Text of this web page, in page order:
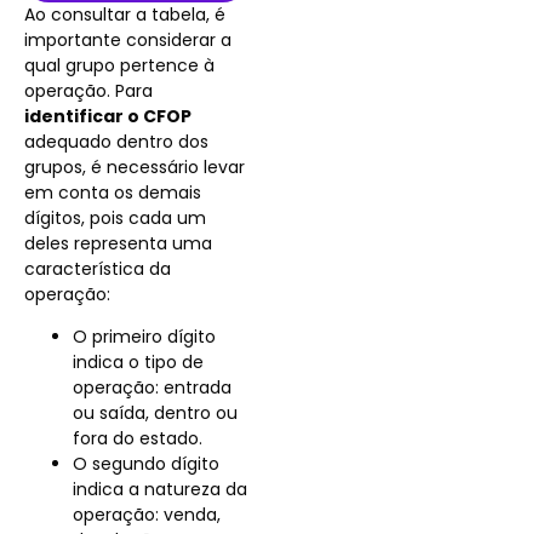
Ao consultar a tabela, é
importante considerar a
qual grupo pertence à
operação. Para
identificar o CFOP
adequado dentro dos
grupos, é necessário levar
em conta os demais
dígitos, pois cada um
deles representa uma
característica da
operação:
O primeiro dígito
indica o tipo de
operação: entrada
ou saída, dentro ou
fora do estado.
O segundo dígito
indica a natureza da
operação: venda,